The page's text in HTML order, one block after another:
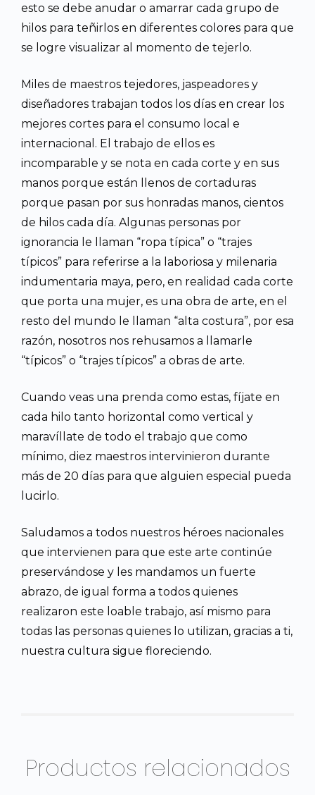
esto se debe anudar o amarrar cada grupo de
hilos para teñirlos en diferentes colores para que
se logre visualizar al momento de tejerlo.
Miles de maestros tejedores, jaspeadores y
diseñadores trabajan todos los días en crear los
mejores cortes para el consumo local e
internacional. El trabajo de ellos es
incomparable y se nota en cada corte y en sus
manos porque están llenos de cortaduras
porque pasan por sus honradas manos, cientos
de hilos cada día. Algunas personas por
ignorancia le llaman “ropa típica” o “trajes
típicos” para referirse a la laboriosa y milenaria
indumentaria maya, pero, en realidad cada corte
que porta una mujer, es una obra de arte, en el
resto del mundo le llaman “alta costura”, por esa
razón, nosotros nos rehusamos a llamarle
“típicos” o “trajes típicos” a obras de arte.
Cuando veas una prenda como estas, fíjate en
cada hilo tanto horizontal como vertical y
maravíllate de todo el trabajo que como
mínimo, diez maestros intervinieron durante
más de 20 días para que alguien especial pueda
lucirlo.
Saludamos a todos nuestros héroes nacionales
que intervienen para que este arte continúe
preservándose y les mandamos un fuerte
abrazo, de igual forma a todos quienes
realizaron este loable trabajo, así mismo para
todas las personas quienes lo utilizan, gracias a ti,
nuestra cultura sigue floreciendo.
Productos relacionados